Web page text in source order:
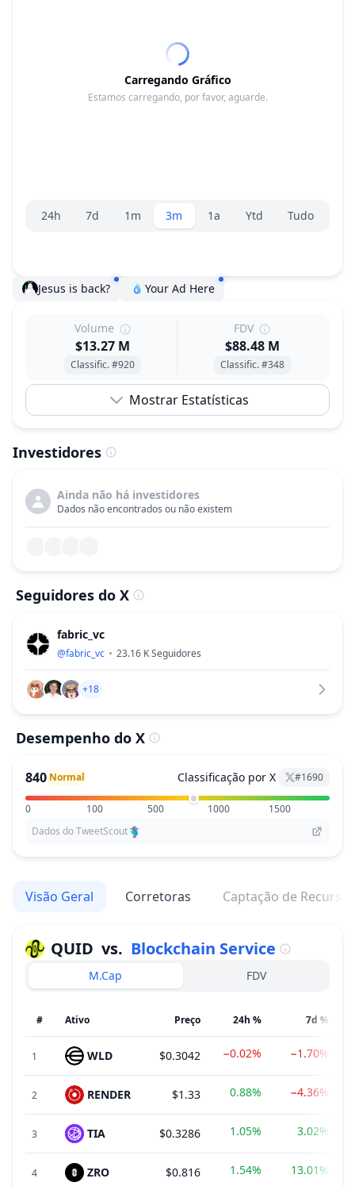
Carregando Gráfico
Estamos carregando, por favor, aguarde.
Seletor de faixa
24h 7d 1m 3m 1a Ytd Tudo
Jesus is back? Your Ad Here
Volume
$13.27 M
Classific. #920
FDV
$88.48 M
Classific. #348
Mostrar Estatísticas
Investidores
Ainda não há investidores
Dados não encontrados ou não existem
Seguidores do X
fabric_vc
@fabric_vc 23.16 KSeguidores
+18
Desempenho do X
840 Normal Classificação por X #1690
0 100 500 1000
1500
Dados do TweetScout
Visão Geral Corretoras Captação de Recursos
QUID vs. Blockchain Service
M.Cap FDV
# Ativo Preço 24h % 7d %
1 WLD $0.3042 −0.02% −1.70%
2 RENDER $1.33 0.88% −4.36%
3 TIA $0.3286 1.05% 3.02%
4 ZRO $0.816 1.54% 13.01%